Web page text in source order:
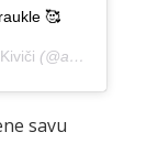
🥰
(@andrislienekivici) on
savu